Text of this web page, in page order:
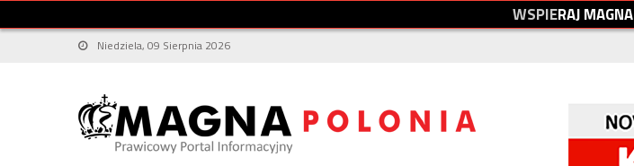
WSPIERAJMAGNA
Niedziela, 09 Sierpnia 2026